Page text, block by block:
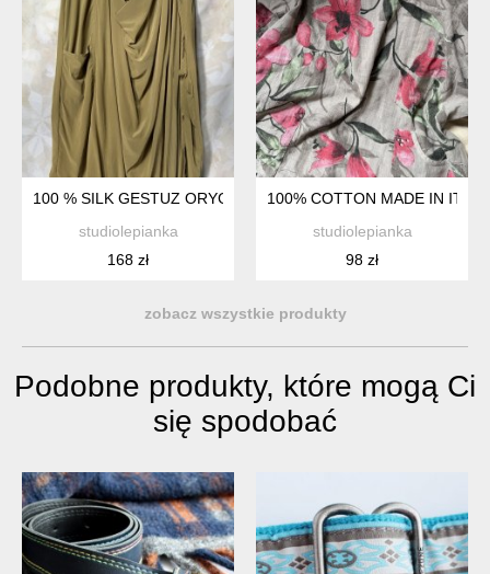
100 % SILK GESTUZ ORYGINALNA NIESPOTYKANA
studiolepianka
168 zł
100% COTTON MADE IN
studiolepianka
98 zł
zobacz wszystkie produkty
Podobne produkty, które mogą Ci
się spodobać